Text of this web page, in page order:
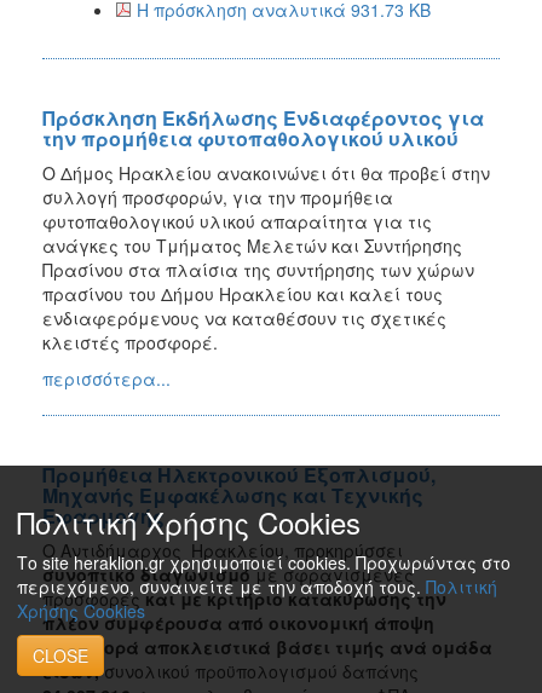
Η πρόσκληση αναλυτικά 931.73 KB
Πρόσκληση Εκδήλωσης Ενδιαφέροντος για
την προμήθεια φυτοπαθολογικού υλικού
Ο Δήμος Ηρακλείου ανακοινώνει ότι θα προβεί στην
συλλογή προσφορών, για την προμήθεια
φυτοπαθολογικού υλικού απαραίτητα για τις
ανάγκες του Τμήματος Μελετών και Συντήρησης
Πρασίνου στα πλαίσια της συντήρησης των χώρων
πρασίνου του Δήμου Ηρακλείου και καλεί τους
ενδιαφερόμενους να καταθέσουν τις σχετικές
κλειστές προσφορέ.
περισσότερα...
Προμήθεια Ηλεκτρονικού Εξοπλισμού,
Μηχανής Εμφακέλωσης και Τεχνικής
Εφαρμογής
Ο Αντιδήμαρχος Ηρακλείου, προκηρύσσει
συνοπτικό διαγωνισμόμε σφραγισμένες
προσφορέςκαι με κριτήριο κατακύρωσης την
πλέον συμφέρουσα από οικονομική άποψη
προσφορά αποκλειστικά βάσει τιμής ανά ομάδα
ειδών,συνολικού προϋπολογισμού δαπάνης
Πολιτική Χρήσης Cookies
Το site heraklion.gr χρησιμοποιεί cookies. Προχωρώντας στο
περιεχόμενο, συναινείτε με την αποδοχή τους. Πολιτική
Χρήσης Cookies
CLOSE